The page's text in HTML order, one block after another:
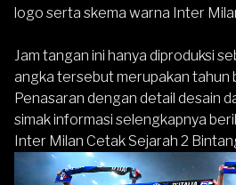
logo serta skema warna Inter
Jam tangan ini hanya diproduksi
angka tersebut merupakan tahun
Penasaran dengan detail desain
simak informasi selengkapnya
Inter Milan Cetak Sejarah 2